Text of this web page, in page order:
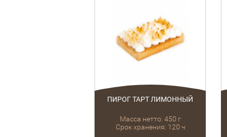
ПИРОГ ТАРТ ЛИМОННЫЙ
Масса нетто: 450 г
Срок хранения: 120 ч